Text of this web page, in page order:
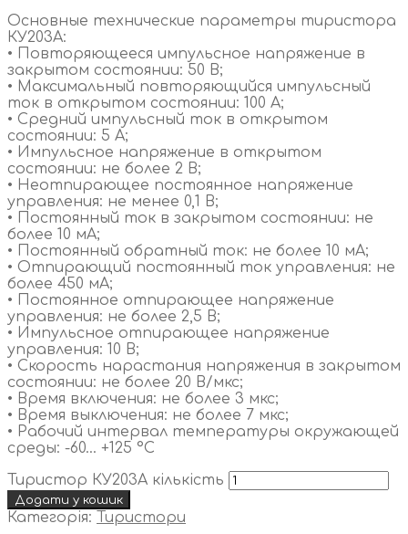
Основные технические параметры тиристора
КУ203А:
• Повторяющееся импульсное напряжение в
закрытом состоянии: 50 В;
• Максимальный повторяющийся импульсный
ток в открытом состоянии: 100 А;
• Средний импульсный ток в открытом
состоянии: 5 А;
• Импульсное напряжение в открытом
состоянии: не более 2 В;
• Неотпирающее постоянное напряжение
управления: не менее 0,1 В;
• Постоянный ток в закрытом состоянии: не
более 10 мА;
• Постоянный обратный ток: не более 10 мА;
• Отпирающий постоянный ток управления: не
более 450 мА;
• Постоянное отпирающее напряжение
управления: не более 2,5 В;
• Импульсное отпирающее напряжение
управления: 10 В;
• Скорость нарастания напряжения в закрытом
состоянии: не более 20 В/мкс;
• Время включения: не более 3 мкс;
• Время выключения: не более 7 мкс;
• Рабочий интервал температуры окружающей
среды: -60… +125 °С
Тиристор КУ203А кількість
Додати у кошик
Категорія: Тиристори